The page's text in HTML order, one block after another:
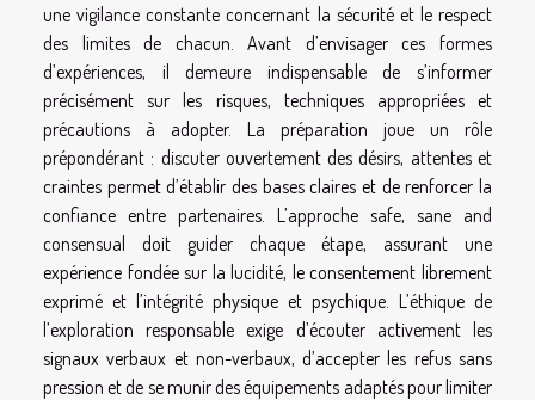
une vigilance constante concernant la sécurité et le respect
des limites de chacun. Avant d’envisager ces formes
d’expériences, il demeure indispensable de s’informer
précisément sur les risques, techniques appropriées et
précautions à adopter. La préparation joue un rôle
prépondérant : discuter ouvertement des désirs, attentes et
craintes permet d’établir des bases claires et de renforcer la
confiance entre partenaires. L’approche safe, sane and
consensual doit guider chaque étape, assurant une
expérience fondée sur la lucidité, le consentement librement
exprimé et l’intégrité physique et psychique. L’éthique de
l’exploration responsable exige d’écouter activement les
signaux verbaux et non-verbaux, d’accepter les refus sans
pression et de se munir des équipements adaptés pour limiter